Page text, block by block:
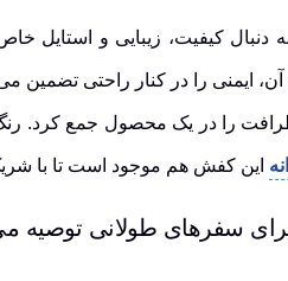
برای زنانی که به دنبال کیفیت،
را در کنار راحتی تضمین می
را در یک محصول جمع کرد.
این کفش هم موجود است تا با